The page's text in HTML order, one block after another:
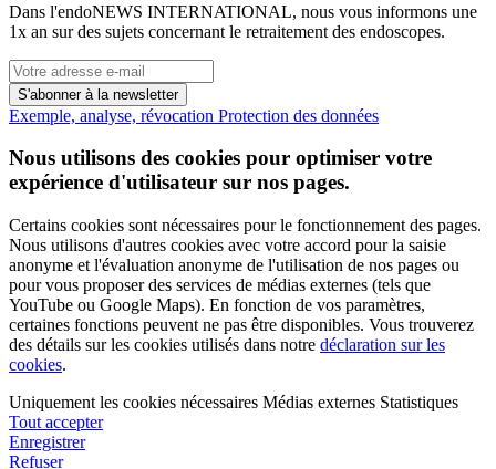
Dans l'endoNEWS INTERNATIONAL, nous vous informons une
1x an sur des sujets concernant le retraitement des endoscopes.
S'abonner à la newsletter
Exemple, analyse, révocation Protection des données
Nous utilisons des cookies pour optimiser votre
expérience d'utilisateur sur nos pages.
Certains cookies sont nécessaires pour le fonctionnement des pages.
Nous utilisons d'autres cookies avec votre accord pour la saisie
anonyme et l'évaluation anonyme de l'utilisation de nos pages ou
pour vous proposer des services de médias externes (tels que
YouTube ou Google Maps). En fonction de vos paramètres,
certaines fonctions peuvent ne pas être disponibles. Vous trouverez
des détails sur les cookies utilisés dans notre déclaration sur les
cookies.
Uniquement les cookies nécessaires Médias externes Statistiques
Tout accepter
Enregistrer
Refuser